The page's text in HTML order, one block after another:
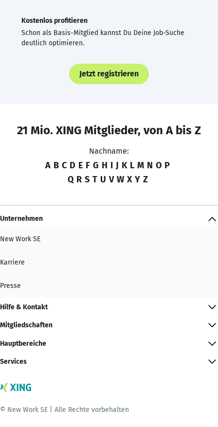
Kostenlos profitieren
Schon als Basis-Mitglied kannst Du Deine Job-Suche
deutlich optimieren.
Jetzt registrieren
21 Mio. XING Mitglieder, von A bis Z
Nachname:
A B C D E F G H I J K L M N O P
Q R S T U V W X Y Z
Unternehmen
New Work SE
Karriere
Presse
Hilfe & Kontakt
Mitgliedschaften
Hauptbereiche
Services
© New Work SE | Alle Rechte vorbehalten